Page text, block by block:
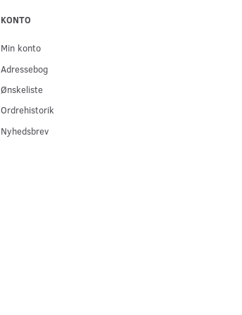
KONTO
Min konto
Adressebog
Ønskeliste
Ordrehistorik
Nyhedsbrev